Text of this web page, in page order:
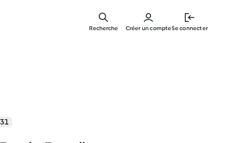
main
Créer un compteSe connecter
Recherche